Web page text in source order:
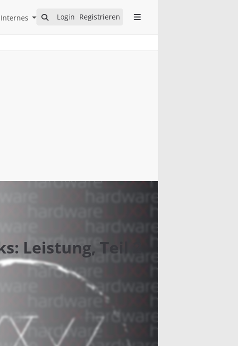
Login Registrieren
Internes Open Internes Submenu
Leistung, Teil 2